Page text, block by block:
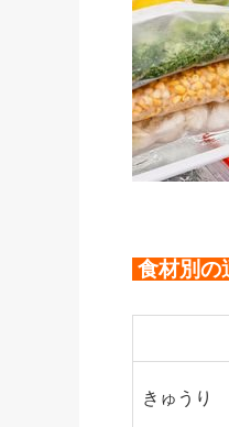
食材別の
きゅうり